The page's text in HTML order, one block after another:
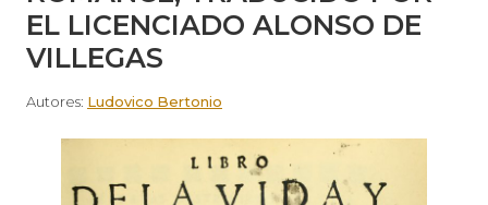
EL LICENCIADO ALONSO DE
VILLEGAS
Autores: Ludovico Bertonio